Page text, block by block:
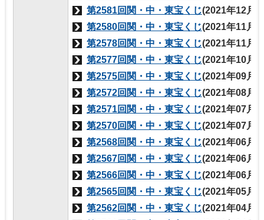
第2581回関・中・東宝くじ(2021年12月
第2580回関・中・東宝くじ(2021年11月
第2578回関・中・東宝くじ(2021年11月
第2577回関・中・東宝くじ(2021年10月
第2575回関・中・東宝くじ(2021年09月
第2572回関・中・東宝くじ(2021年08月
第2571回関・中・東宝くじ(2021年07月
第2570回関・中・東宝くじ(2021年07月
第2568回関・中・東宝くじ(2021年06月
第2567回関・中・東宝くじ(2021年06月
第2566回関・中・東宝くじ(2021年06月
第2565回関・中・東宝くじ(2021年05月
第2562回関・中・東宝くじ(2021年04月